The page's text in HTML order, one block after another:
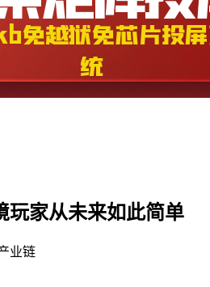
玩家从未来如此简单
业链